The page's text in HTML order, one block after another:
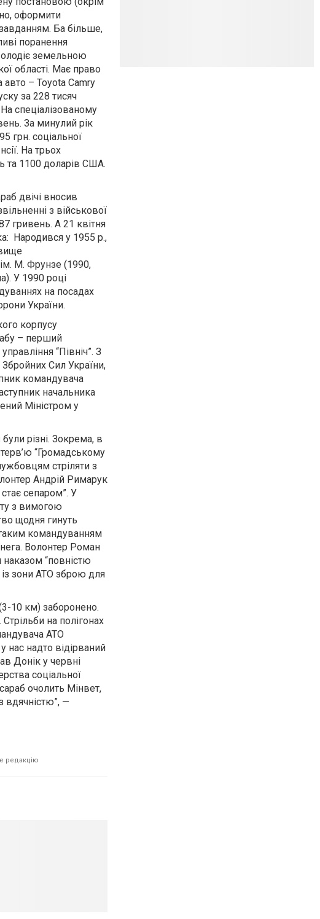
оформити
завданням. Ба більше,
поранення
земельною
області. Має право
– Toyota Camry
за 228 тисяч
спеціалізованому
За минулий рік
грн. соціальної
На трьох
та 1100 доларів США.
двічі вносив
з військової
гривень. А 21 квітня
Народився у 1955 р.,
М. Фрунзе (1990,
У 1990 році
на посадах
України.
корпусу
– перший
“Північ”. З
Сил України,
командувача
начальника
Міністром у
різні. Зокрема, в
“Громадському
стріляти з
Андрій Римарук
сепаром”. У
з вимогою
щодня гинуть
командуванням
Волонтер Роман
“повністю
із зони АТО зброю для
(3-10 км) заборонено.
на полігонах
АТО
нас надто відірваний
Донік у червні
соціальної
очолить Мінвет,
вдячністю”, —
редакцію